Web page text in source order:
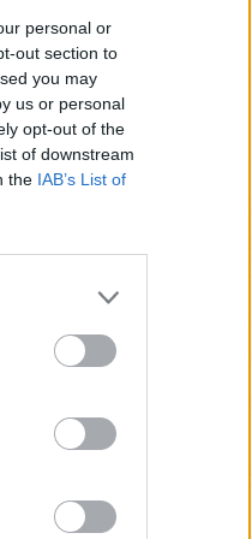
personal or
out section to
you may
us or personal
opt-out of the
of downstream
the IAB’s List of
EVENTO
European
homenageia
Harley-
Davidson